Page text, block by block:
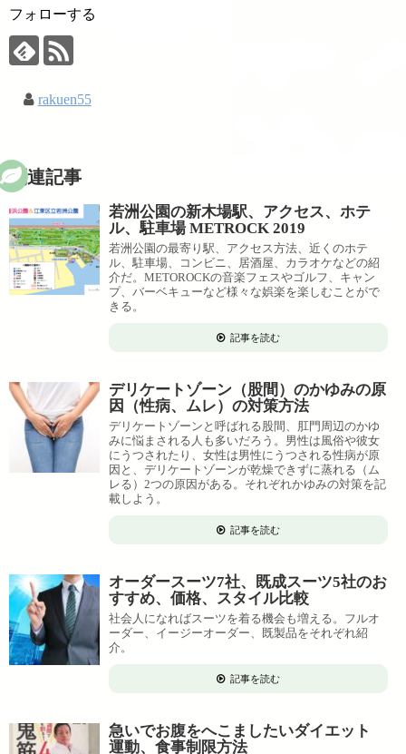
フォローする
rakuen55
関連記事
若洲公園の新木場駅、アクセス、ホテ
ル、駐車場 METROCK 2019
若洲公園の最寄り駅、アクセス方法、近くのホテ
ル、駐車場、コンビニ、居酒屋、カラオケなどの紹
介だ。METOROCKの音楽フェスやゴルフ、キャン
プ、バーベキューなど様々な娯楽を楽しむことがで
きる。
記事を読む
デリケートゾーン（股間）のかゆみの原
因（性病、ムレ）の対策方法
デリケートゾーンと呼ばれる股間、肛門周辺のかゆ
みに悩まされる人も多いだろう。男性は風俗や彼女
にうつされたり、女性は男性にうつされる性病が原
因と、デリケートゾーンが乾燥できずに蒸れる（ム
レる）2つの原因がある。それぞれかゆみの対策を記
載しよう。
記事を読む
オーダースーツ7社、既成スーツ5社のお
すすめ、価格、スタイル比較
社会人になればスーツを着る機会も増える。フルオ
ーダー、イージーオーダー、既製品をそれぞれ紹
介。
記事を読む
急いでお腹をへこましたいダイエット
運動、食事制限方法